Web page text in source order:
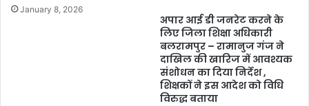
January 8, 2026
अपार आई डी जनरेट करने के
लिए जिला शिक्षा अधिकारी
बलरामपुर – रामानुज गंज ने
दाखिल की खारिज में आवश्यक
संशोधन का दिया निर्देश ,
शिक्षकों ने इस आदेश को विधि
विरुद्ध बताया